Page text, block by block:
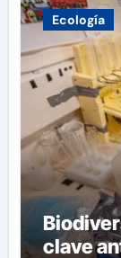
Ecología
clave